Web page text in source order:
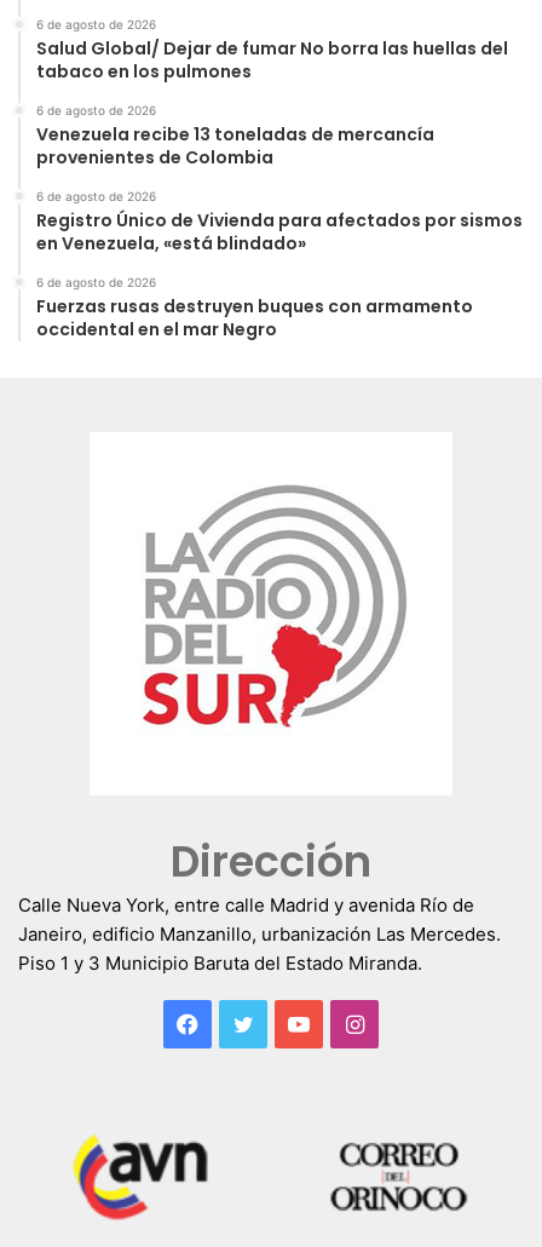
6 de agosto de 2026
Salud Global/ Dejar de fumar No borra las huellas del
tabaco en los pulmones
6 de agosto de 2026
Venezuela recibe 13 toneladas de mercancía
provenientes de Colombia
6 de agosto de 2026
Registro Único de Vivienda para afectados por sismos
en Venezuela, «está blindado»
6 de agosto de 2026
Fuerzas rusas destruyen buques con armamento
occidental en el mar Negro
Dirección
Calle Nueva York, entre calle Madrid y avenida Río de
Janeiro, edificio Manzanillo, urbanización Las Mercedes.
Piso 1 y 3 Municipio Baruta del Estado Miranda.
Facebook
TwitterYouTubeInstagram